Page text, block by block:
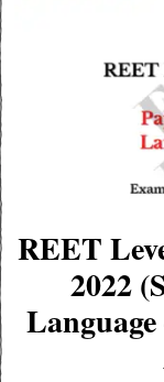
REET
2022